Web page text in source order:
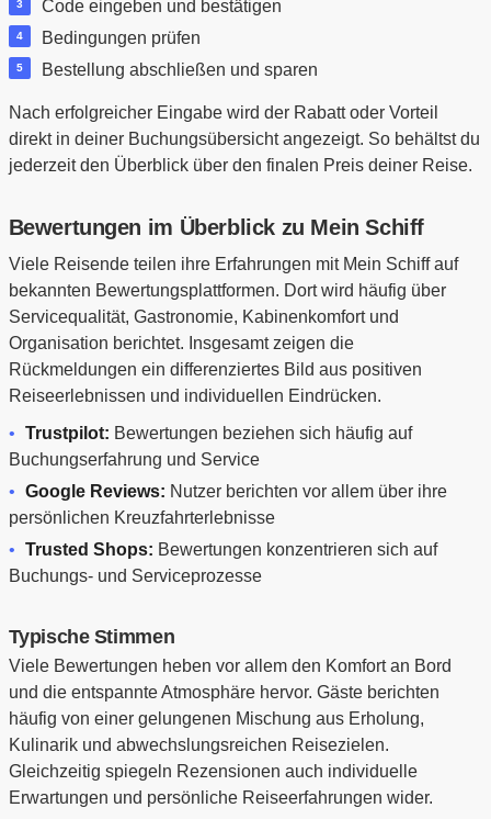
Code eingeben und bestätigen
Bedingungen prüfen
Bestellung abschließen und sparen
Nach erfolgreicher Eingabe wird der Rabatt oder Vorteil
direkt in deiner Buchungsübersicht angezeigt. So behältst du
jederzeit den Überblick über den finalen Preis deiner Reise.
Bewertungen im Überblick zu Mein Schiff
Viele Reisende teilen ihre Erfahrungen mit Mein Schiff auf
bekannten Bewertungsplattformen. Dort wird häufig über
Servicequalität, Gastronomie, Kabinenkomfort und
Organisation berichtet. Insgesamt zeigen die
Rückmeldungen ein differenziertes Bild aus positiven
Reiseerlebnissen und individuellen Eindrücken.
Trustpilot: Bewertungen beziehen sich häufig auf
Buchungserfahrung und Service
Google Reviews: Nutzer berichten vor allem über ihre
persönlichen Kreuzfahrterlebnisse
Trusted Shops: Bewertungen konzentrieren sich auf
Buchungs- und Serviceprozesse
Typische Stimmen
Viele Bewertungen heben vor allem den Komfort an Bord
und die entspannte Atmosphäre hervor. Gäste berichten
häufig von einer gelungenen Mischung aus Erholung,
Kulinarik und abwechslungsreichen Reisezielen.
Gleichzeitig spiegeln Rezensionen auch individuelle
Erwartungen und persönliche Reiseerfahrungen wider.